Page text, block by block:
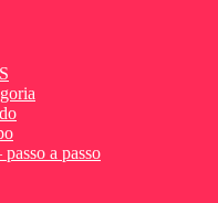
a passo